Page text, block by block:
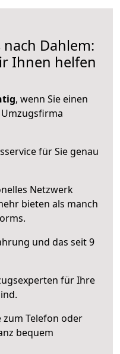
Dahlem:
Ihnen helfen
, wenn Sie einen
für Sie genau
Netzwerk
bieten als manch
und das seit 9
für Ihre
zum Telefon oder
bequem